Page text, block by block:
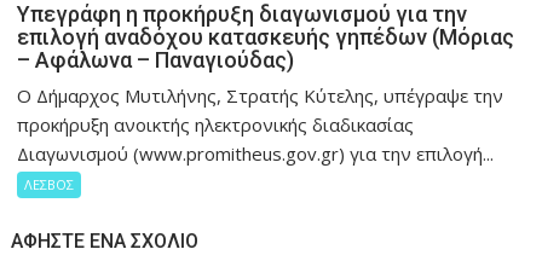
Υπεγράφη η προκήρυξη διαγωνισμού για την
επιλογή αναδόχου κατασκευής γηπέδων (Μόριας
– Αφάλωνα – Παναγιούδας)
Ο Δήμαρχος Μυτιλήνης, Στρατής Κύτελης, υπέγραψε την
προκήρυξη ανοικτής ηλεκτρονικής διαδικασίας
Διαγωνισμού (www.promitheus.gov.gr) για την επιλογή...
ΛΕΣΒΟΣ
ΑΦΉΣΤΕ ΈΝΑ ΣΧΌΛΙΟ